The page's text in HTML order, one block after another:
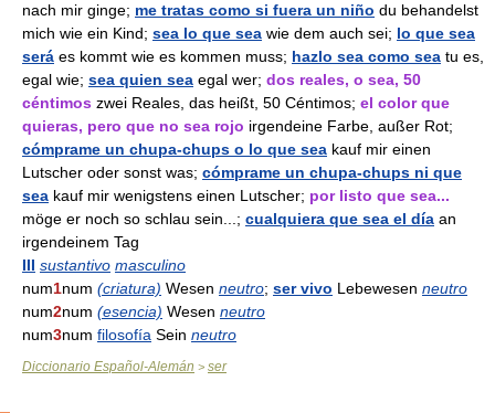
nach mir ginge; me tratas como si fuera un niño du behandelst
mich wie ein Kind; sea lo que sea wie dem auch sei; lo que sea
será es kommt wie es kommen muss; hazlo sea como sea tu es,
egal wie; sea quien sea egal wer; dos reales, o sea, 50
céntimos zwei Reales, das heißt, 50 Céntimos; el color que
quieras, pero que no sea rojo irgendeine Farbe, außer Rot;
cómprame un chupa-chups o lo que sea kauf mir einen
Lutscher oder sonst was; cómprame un chupa-chups ni que
sea kauf mir wenigstens einen Lutscher; por listo que sea...
möge er noch so schlau sein...; cualquiera que sea el día an
irgendeinem Tag
III sustantivo masculino
num1num (criatura) Wesen neutro; ser vivo Lebewesen neutro
num2num (esencia) Wesen neutro
num3num filosofía Sein neutro
Diccionario Español-Alemán > ser